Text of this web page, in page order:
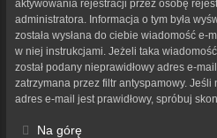
aktywowania rejestracji przez osobę
administratora. Informacja o tym była
została wysłana do ciebie wiadomość e-
w niej instrukcjami. Jeżeli taka
został podany nieprawidłowy adres e-
zatrzymana przez filtr antyspamowy.
adres e-mail jest prawidłowy, spróbuj
Na górę